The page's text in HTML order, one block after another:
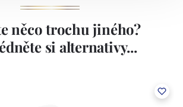
něco trochu jiného?
si alternativy...